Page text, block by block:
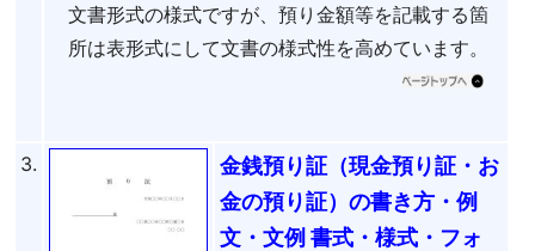
文書形式の様式ですが、預り金額等を記載する箇
所は表形式にして文書の様式性を高めています。
3.
金銭預り証（現金預り証・お
金の預り証）の書き方・例
文・文例 書式・様式・フォ